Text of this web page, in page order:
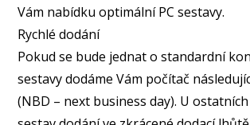
Vám nabídku optimální PC sestavy.
Rychlé dodání
Pokud se bude jednat o standardní
sestavy dodáme Vám počítač
(NBD – next business day). U